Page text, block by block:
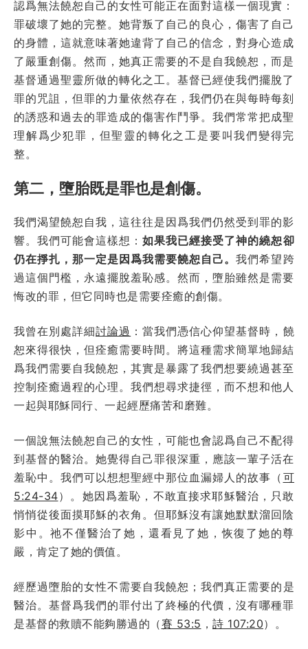
認爲無法饒恕自己的女性可能正在面對這樣一個現實：
罪破壞了她的完整。她背叛了自己的良心，傷害了自己
的身體，這就意味著她違背了自己的信念，對身心造成
了嚴重創傷。然而，她真正需要的不是自我饒恕，而是
基督通過聖靈所做的轉化之工。基督已經使我們擺脫了
罪的咒詛，但罪的力量依然存在，我們仍在與每時每刻
的誘惑和過去的罪造成的傷害作鬥爭。我們常常把成聖
理解爲少犯罪，但聖靈的轉化之工是要叫我們變得完
整。
第二，墮胎既是罪也是創傷。
我們渴望饒恕自我，這往往是因爲我們仍然受到罪的影
響。我們可能會這樣想：如果我已經接受了神的繞恕卻
仍在掙扎，那一定是因爲我需要饒恕自己。我們希望跨
過這個門檻，永遠擺脫羞恥感。然而，墮胎雖然是需要
悔改的罪，但它同時也是需要痊癒的創傷。
我曾在別處詳細討論過 ：當我們憑信心仰望基督時，饒
恕來得很快，但痊癒需要時間。將這種需求簡單地歸結
爲我們需要自我饒恕，其實是暴露了我們想要繞過甚至
控制痊癒過程的心理。我們想尋求捷徑，而不想和他人
一起與耶穌同行、一起經歷痛苦和磨難。
一個說無法饒恕自己的女性，可能也會認爲自己不配得
到基督的醫治。她覺得自己罪很深重，應該一輩子活在
羞恥中。我們可以想想聖經中那位血漏婦人的故事（ 可
5:24-34）。她因爲羞恥，不敢直接求耶穌醫治，只敢
悄悄從後面摸耶穌的衣角。但耶穌沒有讓她默默溜回陰
影中。祂不僅醫治了她，還看見了她，恢復了她的尊
嚴，肯定了她的價值。
經歷過墮胎的女性不需要自我饒恕；我們真正需要的是
醫治。基督爲我們的罪付出了終極的代價，沒有哪種罪
是基督的救贖不能夠勝過的（賽 53:5 ， 詩 107:20）。